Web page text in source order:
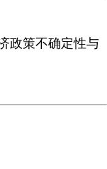
政策不确定性与